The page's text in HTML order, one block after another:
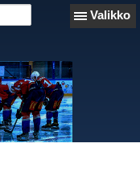
Valikko